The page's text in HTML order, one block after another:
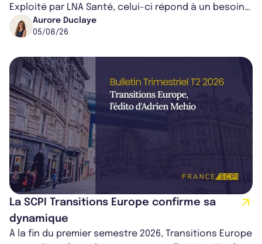
Exploité par LNA Santé, celui-ci répond à un besoin
médical croissant, qui s...
Aurore Duclaye
05/08/26
La SCPI Transitions Europe confirme sa
dynamique
À la fin du premier semestre 2026, Transitions Europe